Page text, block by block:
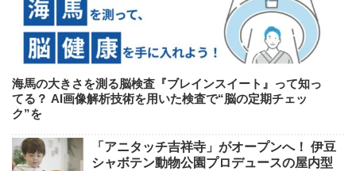
海馬の大きさを測る脳検査『ブレインスイート』って知っ
てる？ AI画像解析技術を用いた検査で“脳の定期チェッ
ク”を
「アニタッチ吉祥寺」がオープンへ！ 伊豆
シャボテン動物公園プロデュースの屋内型